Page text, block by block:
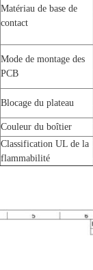
Matériau de base de
contact
Mode de montage des
PCB
Blocage du plateau
Couleur du boîtier
Classification UL de la
flammabilité